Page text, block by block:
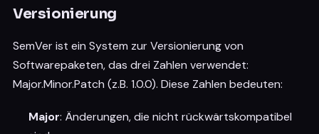
Versionierung
SemVer ist ein System zur Versionierung von
Softwarepaketen, das drei Zahlen verwendet:
Major.Minor.Patch (z.B. 1.0.0). Diese Zahlen bedeuten:
Major: Änderungen, die nicht rückwärtskompatibel